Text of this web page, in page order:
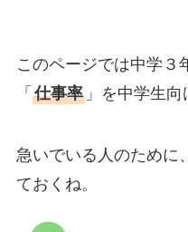
このページでは中学３
「 仕事率」を中学生向
急いでいる人のために
ておくね。